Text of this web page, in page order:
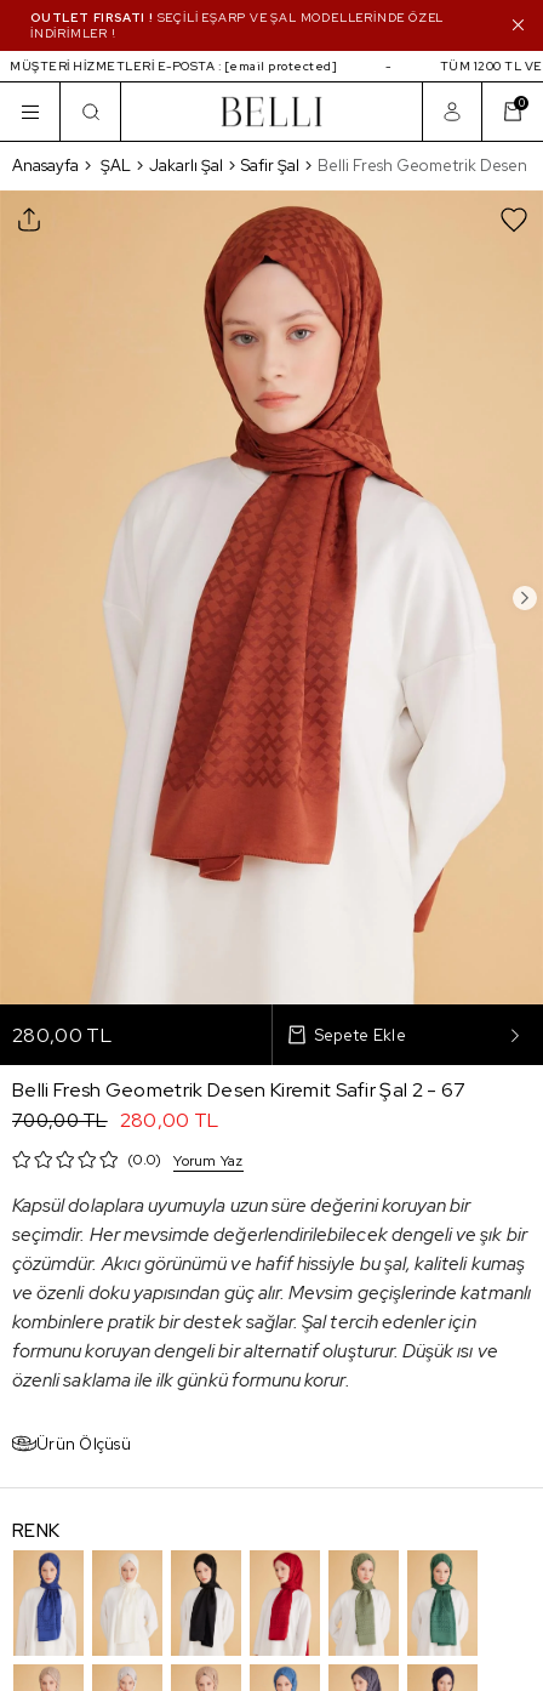
OUTLET FIRSATI ! SEÇİLİ EŞARP VE ŞAL MODELLERİNDE ÖZEL
İNDİRİMLER !
HİZMETLERİ E-POSTA :[email protected] TÜM 1200 TL VE
0
Belli Fresh Geometrik Desen Kiremit Safir
Anasayfa ŞAL Jakarlı Şal Safir Şal Belli Fresh Geometrik Desen
280,00 TL
Belli Fresh Geometrik Desen Kiremit Safir Şal 2 - 67
700,00 TL 280,00 TL
0.0 Yorum Yaz
Kapsül dolaplara uyumuyla uzun süre değerini koruyan bir
seçimdir. Her mevsimde değerlendirilebilecek dengeli ve şık bir
çözümdür. Akıcı görünümü ve hafif hissiyle bu şal, kaliteli kumaş
ve özenli doku yapısından güç alır. Mevsim geçişlerinde katmanlı
kombinlere pratik bir destek sağlar. Şal tercih edenler için
formunu koruyan dengeli bir alternatif oluşturur. Düşük ısı ve
özenli saklama ile ilk günkü formunu korur.
Ürün Ölçüsü
RENK